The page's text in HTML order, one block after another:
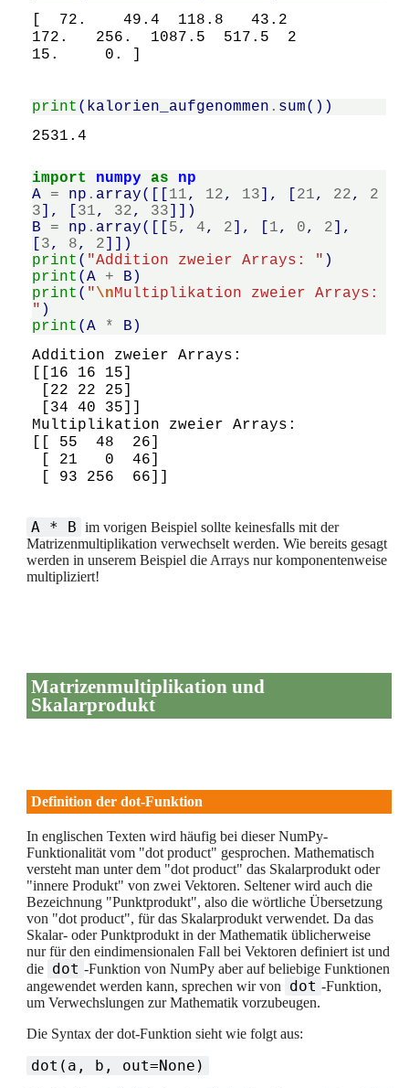
[  72.    49.4  118.8   43.2
172.   256.  1087.5  517.5  2
print ( kalorien_aufgenommen . sum())
import numpy as
np
A
= np . array([[ 11, 12, 13 ], 21, 22,
2
3 ], 31, 32, 33 ]])
B
= np . array([[ 5, 4, 2 ], 1, 0, 2 ],
3, 8, 2 ]])
print ( "Addition zweier Arrays: " )
print (A + B )
print ( "\nMultiplikation zweier Arrays:
" )
print (A * B )
Addition zweier Arrays:
[[16 16 15]
Multiplikation zweier Arrays:
[[ 55  48  26]
A * B im vorigen Beispiel sollte keinesfalls mit der
Matrizenmultiplikation verwechselt werden. Wie bereits gesagt
werden in unserem Beispiel die Arrays nur komponentenweise
multipliziert!
Matrizenmultiplikation und
Skalarprodukt
Definition der dot-Funktion
In englischen Texten wird häufig bei dieser NumPy-
Funktionalität vom "dot product" gesprochen. Mathematisch
versteht man unter dem "dot product" das Skalarprodukt oder
"innere Produkt" von zwei Vektoren. Seltener wird auch die
Bezeichnung "Punktprodukt", also die wörtliche Übersetzung
von "dot product", für das Skalarprodukt verwendet. Da das
Skalar- oder Punktprodukt in der Mathematik üblicherweise
nur für den eindimensionalen Fall bei Vektoren definiert ist und
die dot -Funktion von NumPy aber auf beliebige Funktionen
angewendet werden kann, sprechen wir von
dot -Funktion,
um Verwechslungen zur Mathematik vorzubeugen.
Die Syntax der dot-Funktion sieht wie folgt aus:
dot(a, b, out=None)